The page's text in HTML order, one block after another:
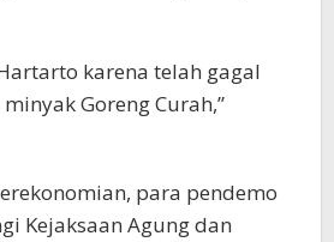
karena telah gagal
Goreng Curah,”
para pendemo
Kejaksaan Agung dan